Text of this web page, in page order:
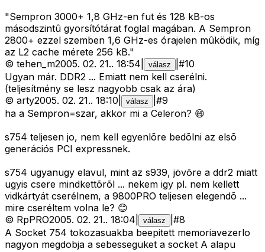
"Sempron 3000+ 1,8 GHz-en fut és 128 kB-os
másodszintû gyorsítótárat foglal magában. A Sempron
2800+ ezzel szemben 1,6 GHz-es órajelen mûködik, míg
az L2 cache mérete 256 kB."
© tehen_m2005. 02. 21.. 18:54 válasz #10
Ugyan már. DDR2 ... Emiatt nem kell cserélni.
(teljesítmény se lesz nagyobb csak az ára)
© arty2005. 02. 21.. 18:10 válasz #9
ha a Sempron=szar, akkor mi a Celeron? 😄
s754 teljesen jo, nem kell egyenlõre bedõlni az elsõ
generációs PCI expressnek.
s754 ugyanugy elavul, mint az s939, jövõre a ddr2 miatt
ugyis csere mindkettõrõl ... nekem igy pl. nem kellett
vidkártyát cserélnem, a 9800PRO teljesen elegendõ ...
mire cseréltem volna le? 😊
© RpPRO2005. 02. 21.. 18:04 válasz #8
A Socket 754 tokozasuakba beepitett memoriavezerlo
nagyon megdobja a sebesseguket a socket A alapu